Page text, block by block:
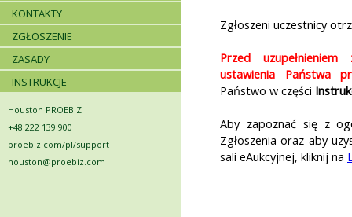
KONTAKTY
ZGŁOSZENIE
ZASADY
INSTRUKCJE
Houston PROEBIZ
+48 222 139 900
proebiz.com/pl/support
houston@proebiz.com
Zgłoszeni uczestnicy
Przed
ustawienia Państwa
Państwo w części
Aby zapoznać się z
Zgłoszenia oraz aby
sali eAukcyjnej, kliknij na